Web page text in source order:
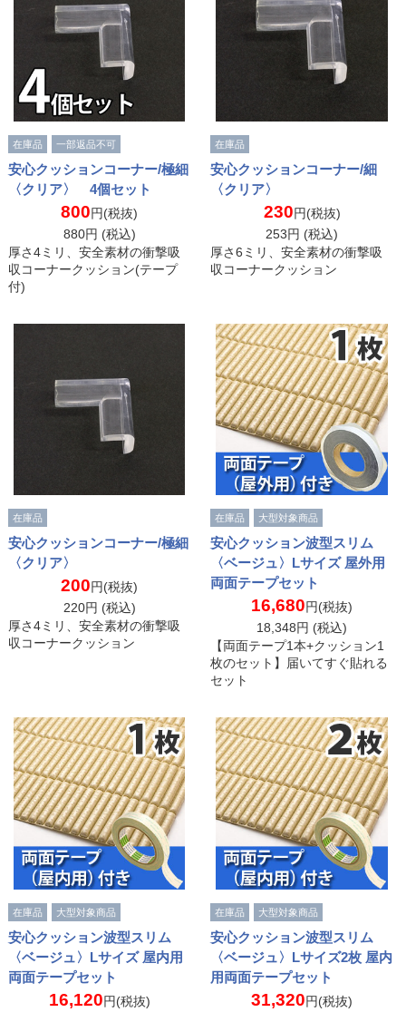
在庫品 一部返品不可
安心クッションコーナー/極細
〈クリア〉 4個セット
800円(税抜)
880円 (税込)
厚さ4ミリ、安全素材の衝撃吸
収コーナークッション(テープ
付)
在庫品
安心クッションコーナー/細
〈クリア〉
230円(税抜)
253円 (税込)
厚さ6ミリ、安全素材の衝撃吸
収コーナークッション
在庫品
安心クッションコーナー/極細
〈クリア〉
200円(税抜)
220円 (税込)
厚さ4ミリ、安全素材の衝撃吸
収コーナークッション
在庫品 大型対象商品
安心クッション波型スリム
〈ベージュ〉Lサイズ 屋外用
両面テープセット
16,680円(税抜)
18,348円 (税込)
【両面テープ1本+クッション1
枚のセット】届いてすぐ貼れる
セット
在庫品 大型対象商品
安心クッション波型スリム
〈ベージュ〉Lサイズ 屋内用
両面テープセット
16,120円(税抜)
在庫品 大型対象商品
安心クッション波型スリム
〈ベージュ〉Lサイズ2枚 屋内
用両面テープセット
31,320円(税抜)